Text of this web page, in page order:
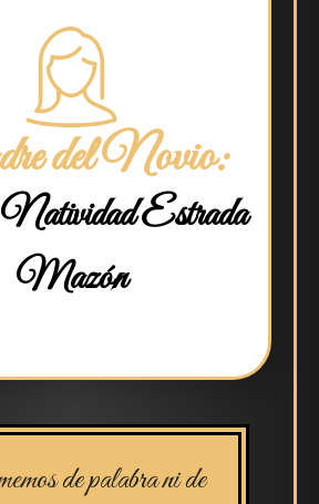
del Novio:
Estrada
Mazón
de palabra ni de